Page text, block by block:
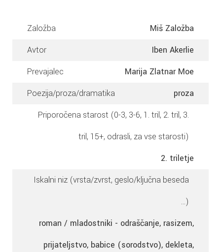
Založba
Miš Založba
Avtor
Iben Akerlie
Prevajalec
Marija Zlatnar Moe
Poezija/proza/dramatika
proza
Priporočena starost (0-3, 3-6, 1. tril, 2. tril, 3.
tril, 15+, odrasli, za vse starosti)
2. triletje
Iskalni niz (vrsta/zvrst, geslo/ključna beseda
...)
roman / mladostniki - odraščanje, rasizem,
prijateljstvo, babice (sorodstvo), dekleta,